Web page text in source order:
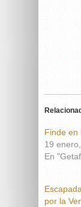
Finde en
19
En
por la